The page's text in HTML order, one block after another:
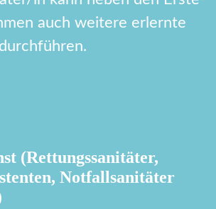
auch weitere erlernte
(Rettungssanitäter,
Notfallsanitäter